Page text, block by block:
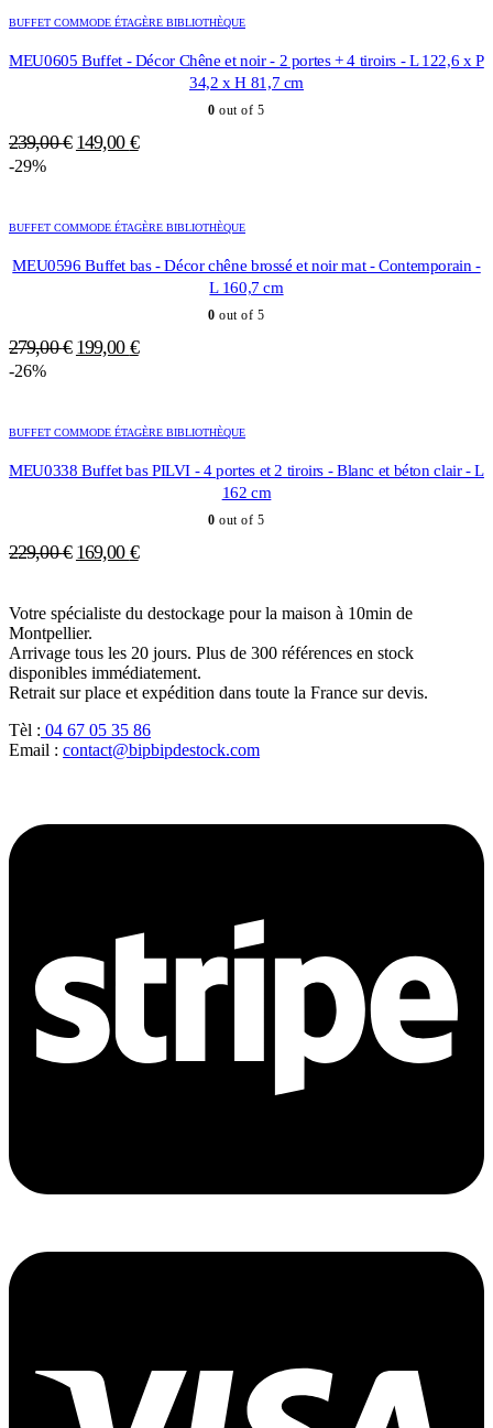
249,00 €.119,00 €.
BUFFET COMMODE ÉTAGÈRE BIBLIOTHÈQUE
MEU0605 Buffet - Décor Chêne et noir - 2 portes + 4 tiroirs - L 122,6 x P
34,2 x H 81,7 cm
0 out of 5
239,00€ Le
239,00 €.
149,00 €Le
149,00 €.
-29%
BUFFET COMMODE ÉTAGÈRE BIBLIOTHÈQUE
MEU0596 Buffet bas - Décor chêne brossé et noir mat - Contemporain -
L 160,7 cm
0 out of 5
279,00€ Le
279,00 €.
199,00 €Le
199,00 €.
-26%
BUFFET COMMODE ÉTAGÈRE BIBLIOTHÈQUE
MEU0338 Buffet bas PILVI - 4 portes et 2 tiroirs - Blanc et béton clair - L
162 cm
0 out of 5
229,00€ Le
était :
229,00 €.
169,00 €Le
est :
169,00 €.
Votre spécialiste du destockage pour la maison à 10min de
Montpellier.
Arrivage tous les 20 jours. Plus de 300 références en stock
disponibles immédiatement.
Retrait sur place et expédition dans toute la France sur devis.
Tèl : 04 67 05 35 86
Email : contact@bipbipdestock.com